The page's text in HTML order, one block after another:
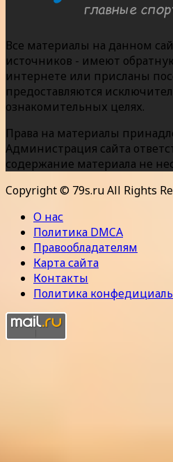
Все материалы на данном
источников - имеют
интернете или присланы
предоставляются
ознакомительных целях.
Права на материалы
Администрация сайта
содержание материала не
Copyright © 79s.ru All Rights
О нас
Политика DMCA
Правообладателям
Карта сайта
Контакты
Политика